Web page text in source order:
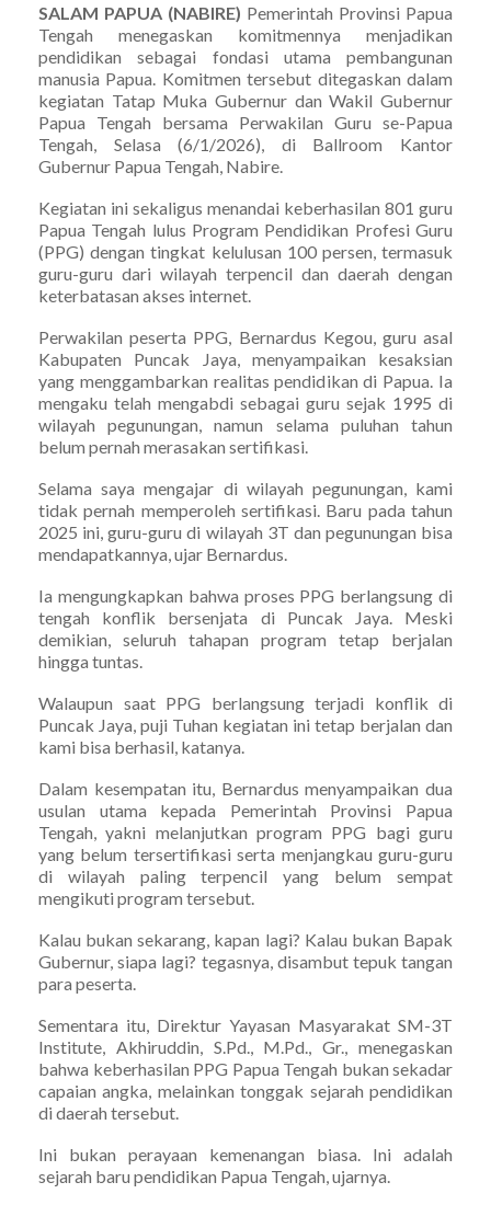
SALAM PAPUA (NABIRE) Pemerintah Provinsi Papua
Tengah menegaskan komitmennya menjadikan
pendidikan sebagai fondasi utama pembangunan
manusia Papua. Komitmen tersebut ditegaskan dalam
kegiatan Tatap Muka Gubernur dan Wakil Gubernur
Papua Tengah bersama Perwakilan Guru se-Papua
Tengah, Selasa (6/1/2026), di Ballroom Kantor
Gubernur Papua Tengah, Nabire.
Kegiatan ini sekaligus menandai keberhasilan 801 guru
Papua Tengah lulus Program Pendidikan Profesi Guru
(PPG) dengan tingkat kelulusan 100 persen, termasuk
guru-guru dari wilayah terpencil dan daerah dengan
keterbatasan akses internet.
Perwakilan peserta PPG, Bernardus Kegou, guru asal
Kabupaten Puncak Jaya, menyampaikan kesaksian
yang menggambarkan realitas pendidikan di Papua. Ia
mengaku telah mengabdi sebagai guru sejak 1995 di
wilayah pegunungan, namun selama puluhan tahun
belum pernah merasakan sertifikasi.
Selama saya mengajar di wilayah pegunungan, kami
tidak pernah memperoleh sertifikasi. Baru pada tahun
2025 ini, guru-guru di wilayah 3T dan pegunungan bisa
mendapatkannya, ujar Bernardus.
Ia mengungkapkan bahwa proses PPG berlangsung di
tengah konflik bersenjata di Puncak Jaya. Meski
demikian, seluruh tahapan program tetap berjalan
hingga tuntas.
Walaupun saat PPG berlangsung terjadi konflik di
Puncak Jaya, puji Tuhan kegiatan ini tetap berjalan dan
kami bisa berhasil, katanya.
Dalam kesempatan itu, Bernardus menyampaikan dua
usulan utama kepada Pemerintah Provinsi Papua
Tengah, yakni melanjutkan program PPG bagi guru
yang belum tersertifikasi serta menjangkau guru-guru
di wilayah paling terpencil yang belum sempat
mengikuti program tersebut.
Kalau bukan sekarang, kapan lagi? Kalau bukan Bapak
Gubernur, siapa lagi? tegasnya, disambut tepuk tangan
para peserta.
Sementara itu, Direktur Yayasan Masyarakat SM-3T
Institute, Akhiruddin, S.Pd., M.Pd., Gr., menegaskan
bahwa keberhasilan PPG Papua Tengah bukan sekadar
capaian angka, melainkan tonggak sejarah pendidikan
di daerah tersebut.
Ini bukan perayaan kemenangan biasa. Ini adalah
sejarah baru pendidikan Papua Tengah, ujarnya.